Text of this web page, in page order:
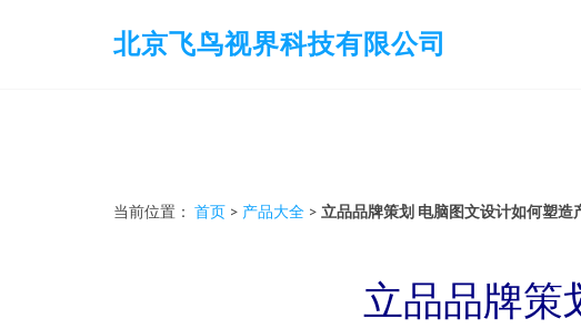
北京飞鸟视界科技有限公司
当前位置： 首页 > 产品大全 > 立品品牌策划 电脑图文设计如何塑造
立品品牌策